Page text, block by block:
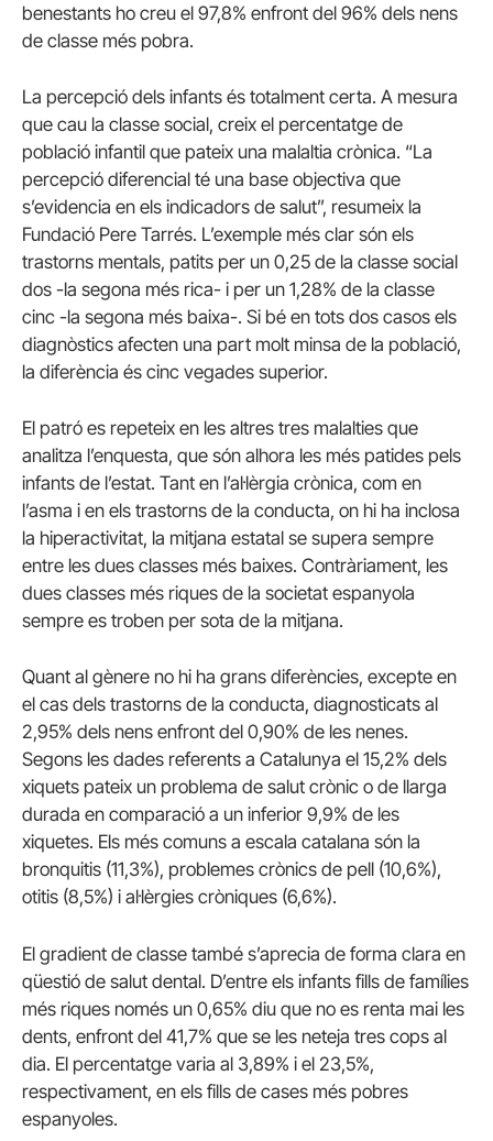
benestants ho creu el 97,8% enfront del 96% dels nens
de classe més pobra.
La percepció dels infants és totalment certa. A mesura
que cau la classe social, creix el percentatge de
població infantil que pateix una malaltia crònica. “La
percepció diferencial té una base objectiva que
s’evidencia en els indicadors de salut”, resumeix la
Fundació Pere Tarrés. L’exemple més clar són els
trastorns mentals, patits per un 0,25 de la classe social
dos -la segona més rica- i per un 1,28% de la classe
cinc -la segona més baixa-. Si bé en tots dos casos els
diagnòstics afecten una part molt minsa de la població,
la diferència és cinc vegades superior.
El patró es repeteix en les altres tres malalties que
analitza l’enquesta, que són alhora les més patides pels
infants de l’estat. Tant en l’al·lèrgia crònica, com en
l’asma i en els trastorns de la conducta, on hi ha inclosa
la hiperactivitat, la mitjana estatal se supera sempre
entre les dues classes més baixes. Contràriament, les
dues classes més riques de la societat espanyola
sempre es troben per sota de la mitjana.
Quant al gènere no hi ha grans diferències, excepte en
el cas dels trastorns de la conducta, diagnosticats al
2,95% dels nens enfront del 0,90% de les nenes.
Segons les dades referents a Catalunya el 15,2% dels
xiquets pateix un problema de salut crònic o de llarga
durada en comparació a un inferior 9,9% de les
xiquetes. Els més comuns a escala catalana són la
bronquitis (11,3%), problemes crònics de pell (10,6%),
otitis (8,5%) i al·lèrgies cròniques (6,6%).
El gradient de classe també s’aprecia de forma clara en
qüestió de salut dental. D’entre els infants fills de famílies
més riques només un 0,65% diu que no es renta mai les
dents, enfront del 41,7% que se les neteja tres cops al
dia. El percentatge varia al 3,89% i el 23,5%,
respectivament, en els fills de cases més pobres
espanyoles.